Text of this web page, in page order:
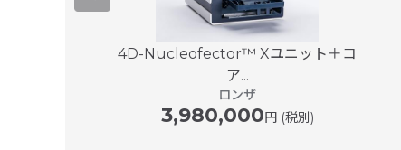
4D-Nucleofector™ Xユニット＋コ
ア...
ロンザ
3,980,000円 (税別)